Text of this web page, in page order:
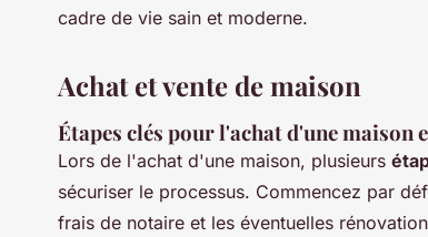
cadre de vie sain et moderne.
Achat et vente de maison
Étapes clés pour l'achat d'une maison
Lors de l'achat d'une maison, plusieurs
sécuriser le processus. Commencez par
frais de notaire et les éventuelles